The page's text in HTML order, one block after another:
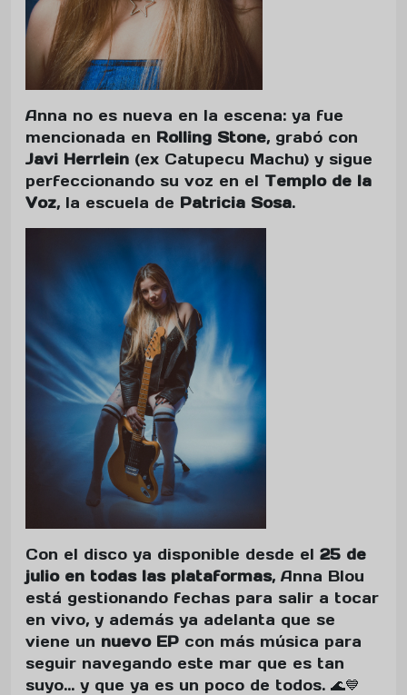
Anna no es nueva en la escena: ya fue
mencionada en Rolling Stone, grabó con
Javi Herrlein (ex Catupecu Machu) y sigue
perfeccionando su voz en el Templo de la
Voz, la escuela de Patricia Sosa.
Con el disco ya disponible desde el 25 de
julio en todas las plataformas, Anna Blou
está gestionando fechas para salir a tocar
en vivo, y además ya adelanta que se
viene un nuevo EP con más música para
seguir navegando este mar que es tan
suyo… y que ya es un poco de todos. 🌊💙